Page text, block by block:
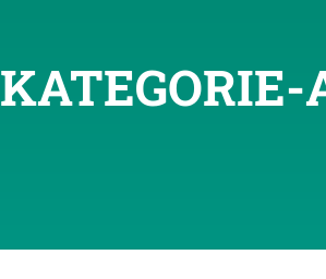
KATEGORIE-